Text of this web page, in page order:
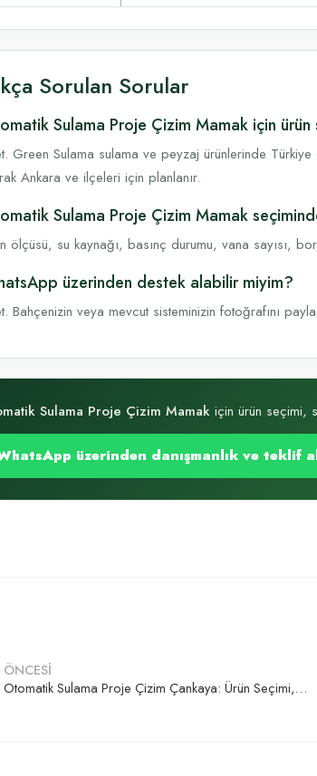
Sorulan Sorular
Sulama Proje Çizim Mamak için ürün
Green Sulama sulama ve peyzaj ürünlerinde
Ankara ve ilçeleri için planlanır.
Sulama Proje Çizim Mamak
ölçüsü, su kaynağı, basınç durumu, vana sayısı,
üzerinden destek alabilir miyim?
Bahçenizin veya mevcut sisteminizin fotoğrafını
Sulama Proje Çizim Mamak için ürün seçimi,
üzerinden danışmanlık ve teklif
ÖNCESİ
Otomatik Sulama Proje Çizim Çankaya: Ürün Seçimi, Kurulum ve Teklif Rehberi